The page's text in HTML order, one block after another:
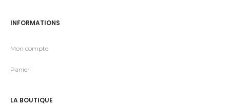
INFORMATIONS
Mon compte
Panier
LA BOUTIQUE